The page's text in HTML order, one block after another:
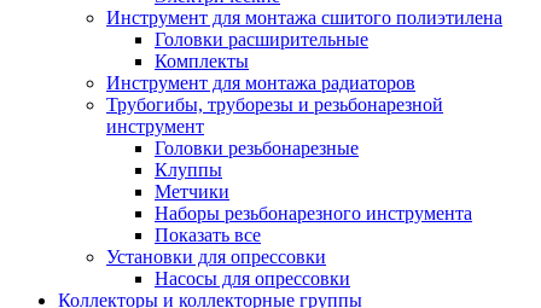
Инструмент для монтажа сшитого полиэтилена
Головки расширительные
Комплекты
Инструмент для монтажа радиаторов
Трубогибы, труборезы и резьбонарезной
инструмент
Головки резьбонарезные
Клуппы
Метчики
Наборы резьбонарезного инструмента
Показать все
Установки для опрессовки
Насосы для опрессовки
Коллекторы и коллекторные группы